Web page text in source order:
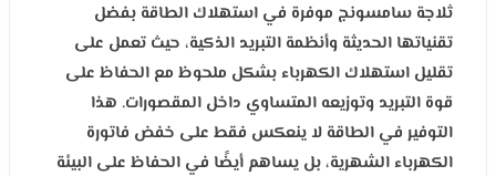
ثلاجة سامسونج موفرة في استهلاك الطاقة بفضل
تقنياتها الحديثة وأنظمة التبريد الذكية، حيث تعمل على
تقليل استهلاك الكهرباء بشكل ملحوظ مع الحفاظ على
قوة التبريد وتوزيعه المتساوي داخل المقصورات. هذا
التوفير في الطاقة لا ينعكس فقط على خفض فاتورة
الكهرباء الشهرية، بل يساهم أيضًا في الحفاظ على البيئة